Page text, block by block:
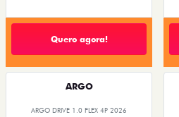
Quero agora!
ARGO
ARGO DRIVE 1.0 FLEX 4P 2026